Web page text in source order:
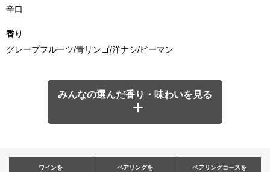
辛口
香り
グレープフルーツ/青リンゴ/洋ナシ/ピーマン
みんなの選んだ香り・味わいを見る
ワインを
ペアリングを
ペアリングコースを